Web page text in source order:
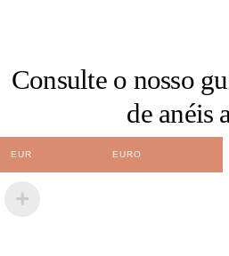
Consulte o nosso
de anéis
EUR EURO